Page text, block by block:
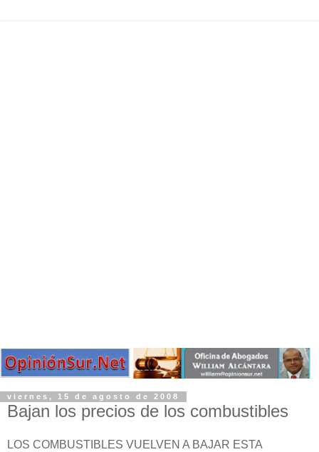
viernes, 15 de agosto de 2008
Bajan los precios de los combustibles
LOS COMBUSTIBLES VUELVEN A BAJAR ESTA